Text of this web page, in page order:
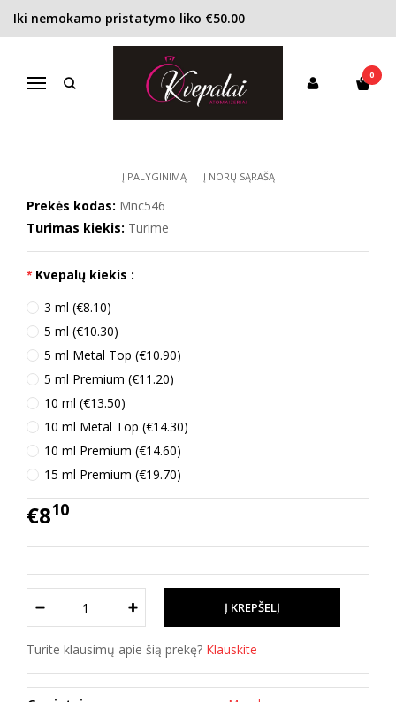
Iki nemokamo pristatymo liko €50.00
Navigacija
0
Pagrindinis KONCENTRACIJA
Kvapusis vanduo (EDP)
Moncler Pour Femme EDP moterims
MONCLER POUR FEMME EDP
Į PALYGINIMĄ Į NORŲ SĄRAŠĄ
Prekės kodas: Mnc546
Turimas kiekis: Turime
Kvepalų kiekis :
3 ml (€8.10)
5 ml (€10.30)
5 ml Metal Top (€10.90)
5 ml Premium (€11.20)
10 ml (€13.50)
10 ml Metal Top (€14.30)
10 ml Premium (€14.60)
15 ml Premium (€19.70)
€810
Turite klausimų apie šią prekę? Klauskite